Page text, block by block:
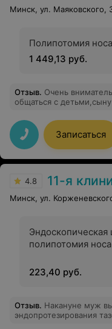
Минск, ул. Маяковского,
Полипотомия носа
1 449,13 руб.
Отзыв. Очень
общаться с
профессионализм!
Записаться
4.8 11-я
Минск, ул.
Эндоскопическая
полипотомия носа
223,40 руб.
Отзыв. Накануне муж
эндопротезирования